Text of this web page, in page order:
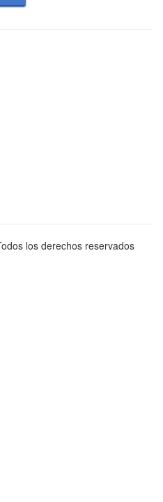
los derechos reservados